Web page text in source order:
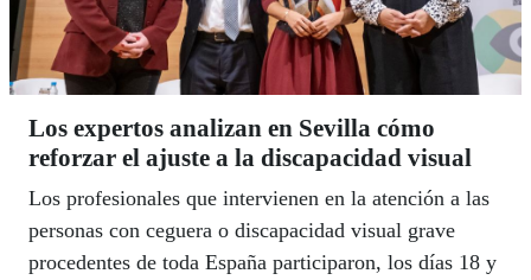
Los expertos analizan en Sevilla cómo
reforzar el ajuste a la discapacidad visual
Los profesionales que intervienen en la atención a las
personas con ceguera o discapacidad visual grave
procedentes de toda España participaron, los días 18 y